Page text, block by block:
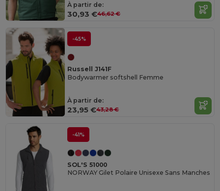
À partir de:
30,93 €46,62 €
-45%
Russell J141F
Bodywarmer softshell Femme
À partir de:
23,95 €43,28 €
-41%
SOL'S 51000
NORWAY Gilet Polaire Unisexe Sans Manches